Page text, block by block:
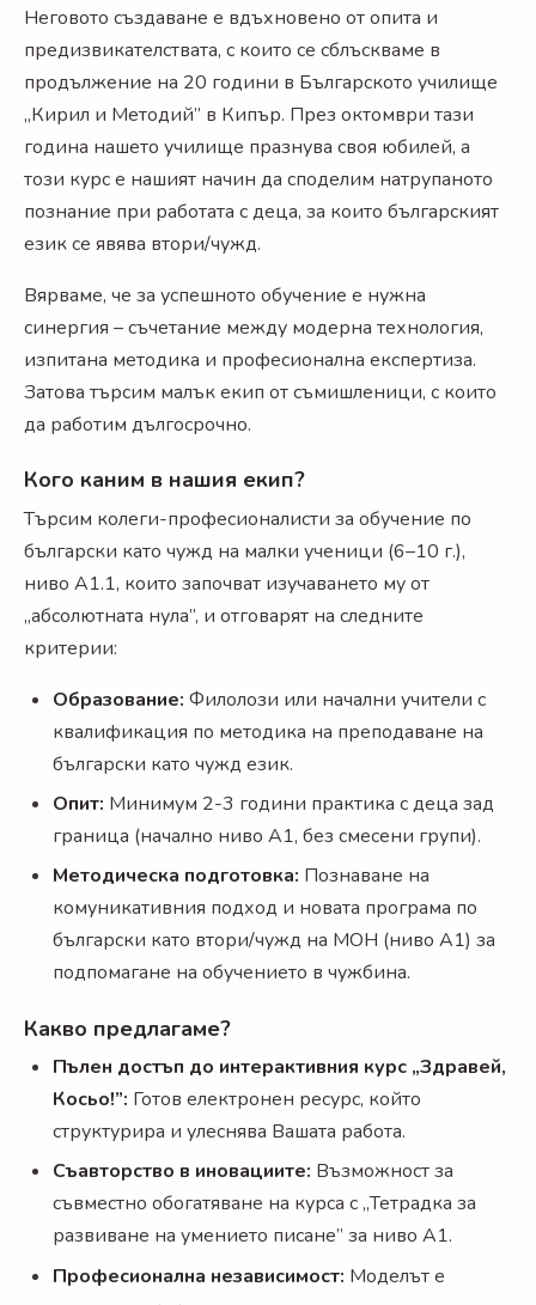
Неговото създаване е вдъхновено от опита и
предизвикателствата, с които се сблъскваме в
продължение на 20 години в Българското училище
„Кирил и Методий” в Кипър. През октомври тази
година нашето училище празнува своя юбилей, а
този курс е нашият начин да споделим натрупаното
познание при работата с деца, за които българският
език се явява втори/чужд.
Вярваме, че за успешното обучение е нужна
синергия – съчетание между модерна технология,
изпитана методика и професионална експертиза.
Затова търсим малък екип от съмишленици, с които
да работим дългосрочно.
Кого каним в нашия екип?
Търсим колеги-професионалисти за обучение по
български като чужд на малки ученици (6–10 г.),
ниво А1.1, които започват изучаването му от
„абсолютната нула”, и отговарят на следните
критерии:
Образование: Филолози или начални учители с
квалификация по методика на преподаване на
български като чужд език.
Опит: Минимум 2-3 години практика с деца зад
граница (начално ниво А1, без смесени групи).
Методическа подготовка: Познаване на
комуникативния подход и новата програма по
български като втори/чужд на МОН (ниво А1) за
подпомагане на обучението в чужбина.
Какво предлагаме?
Пълен достъп до интерактивния курс „Здравей,
Косьо!”: Готов електронен ресурс, който
структурира и улеснява Вашата работа.
Съавторство в иновациите: Възможност за
съвместно обогатяване на курса с „Тетрадка за
развиване на умението писане” за ниво А1.
Професионална независимост: Моделът е